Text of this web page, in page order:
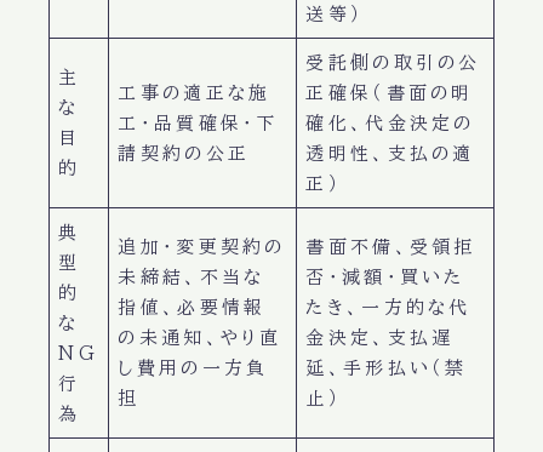
送等）
主
な
目
的
工事の適正な施
工・品質確保・下
請契約の公正
受託側の取引の公
正確保（書面の明
確化、代金決定の
透明性、支払の適
正）
典
型
的
な
NG
行
為
追加・変更契約の
未締結、不当な
指値、必要情報
の未通知、やり直
し費用の一方負
担
書面不備、受領拒
否・減額・買いた
たき、一方的な代
金決定、支払遅
延、手形払い（禁
止）